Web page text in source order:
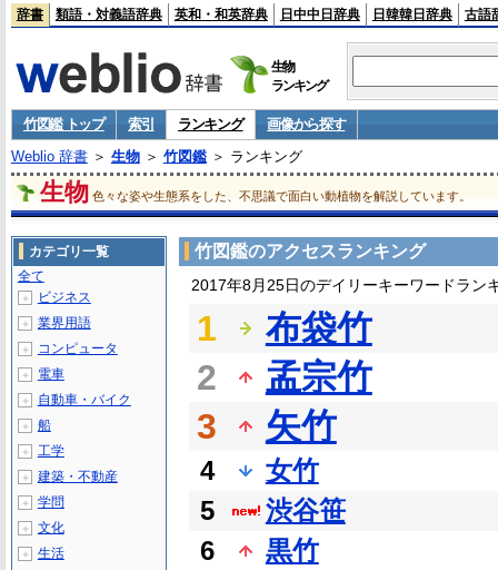
辞書 類語・対義語辞典 英和・和英辞典 日中中日辞典 日韓韓日辞典 古語
生物
ランキング
竹図鑑 トップ 索引 ランキング
画像から探す
Weblio 辞書＞ 生物＞ 竹図鑑＞ ランキング
生物 色々な姿や生態系をした、不思議で面白い動植物を解説しています。
竹図鑑のアクセスランキング
2017年8月25日のデイリーキーワードラン
1
布袋竹
2
孟宗竹
3
矢竹
4
女竹
5
渋谷笹
6
黒竹
カテゴリ一覧
全て
＋ ビジネス
＋ 業界用語
＋ コンピュータ
＋ 電車
＋ 自動車・バイク
＋ 船
＋ 工学
＋ 建築・不動産
＋ 学問
＋ 文化
＋ 生活